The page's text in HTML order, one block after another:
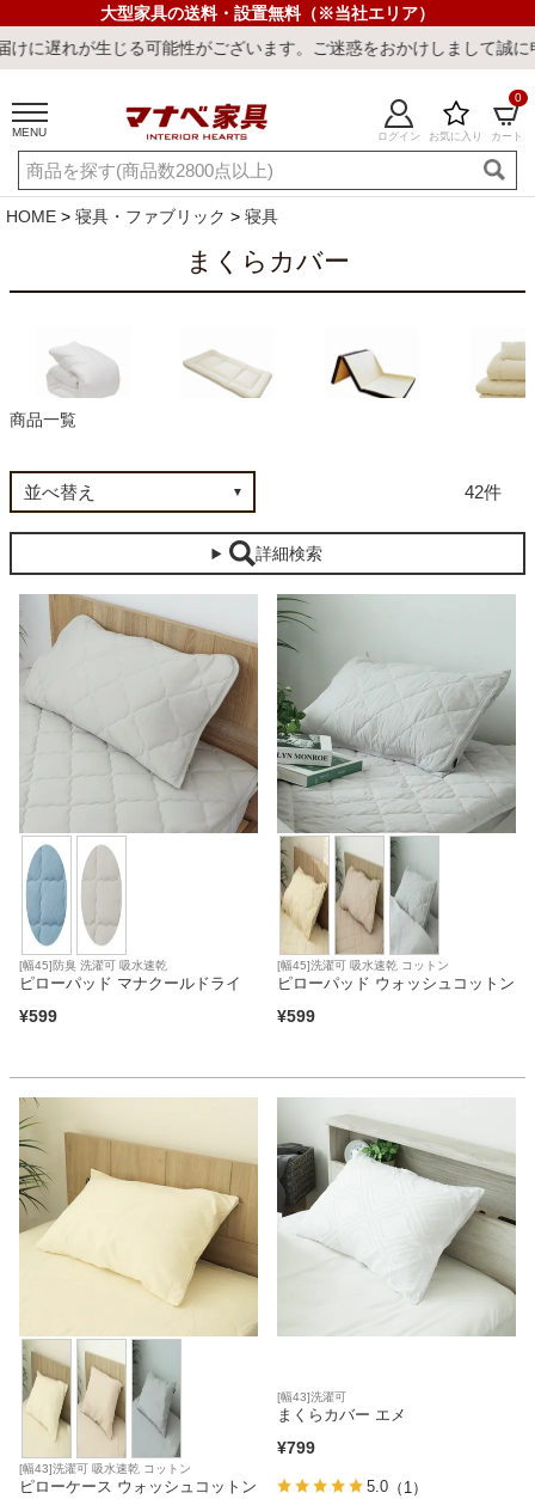
大型家具の送料・設置無料（※当社エリア）
ます。ご迷惑をおかけしまして誠に申し訳ございません。
MENU ログイン お気に入り カート
0
ご利用ガイド 新規会員登録
店舗一覧 閲覧履歴
最短発送 冷感寝具 ウィルトンラ
カテゴリから探す
テレビ台・リビング家具
ダイニングテーブル・セット
椅子・チェア
収納家具
学習机
ホームオフィス
こたつ
HOME 寝具・ファブリック 寝具
まくらカバー
掛け布団
商品一覧
42
詳細検索
[幅45]防臭 洗濯可 吸水速乾
ピローパッド マナクールドライ
¥599
[幅45]洗濯可 吸水速乾 コットン
ピローパッド ウォッシュコットン
¥599
[幅43]洗濯可 吸水速乾 コットン
ピローケース ウォッシュコットン
[幅43]洗濯可
まくらカバー エメ
¥799
5.0 （1）